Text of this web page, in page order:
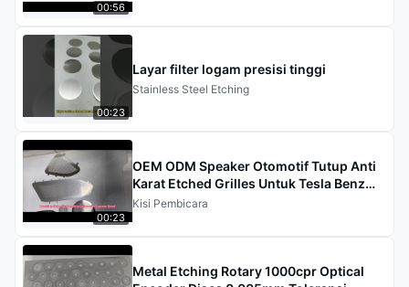
00:56
00:23
Layar filter logam presisi tinggi
Stainless Steel Etching
00:23
OEM ODM Speaker Otomotif Tutup Anti
Karat Etched Grilles Untuk Tesla Benz
BWM
Kisi Pembicara
Metal Etching Rotary 1000cpr Optical